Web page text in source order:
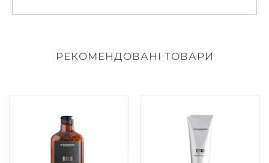
РЕКОМЕНДОВАНІ ТОВАРИ